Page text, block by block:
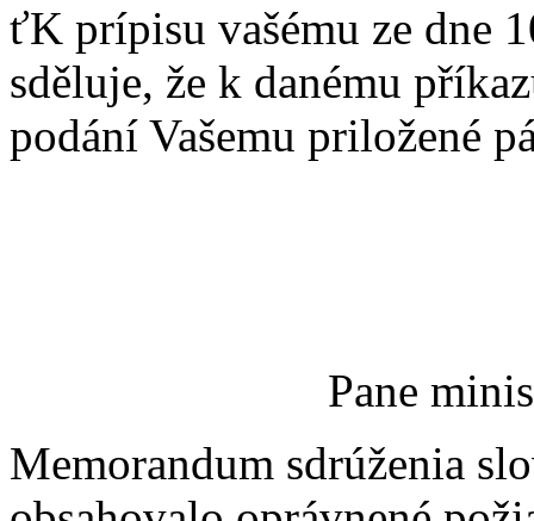
ťK prípisu vašému ze dne
sděluje, že k danému
podání Vašemu priložené
Pane
Memorandum sdrúženia